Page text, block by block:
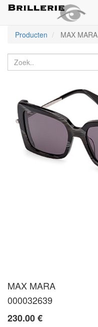
Producten
MAX MARA
MAX MARA
000032639
230.00€